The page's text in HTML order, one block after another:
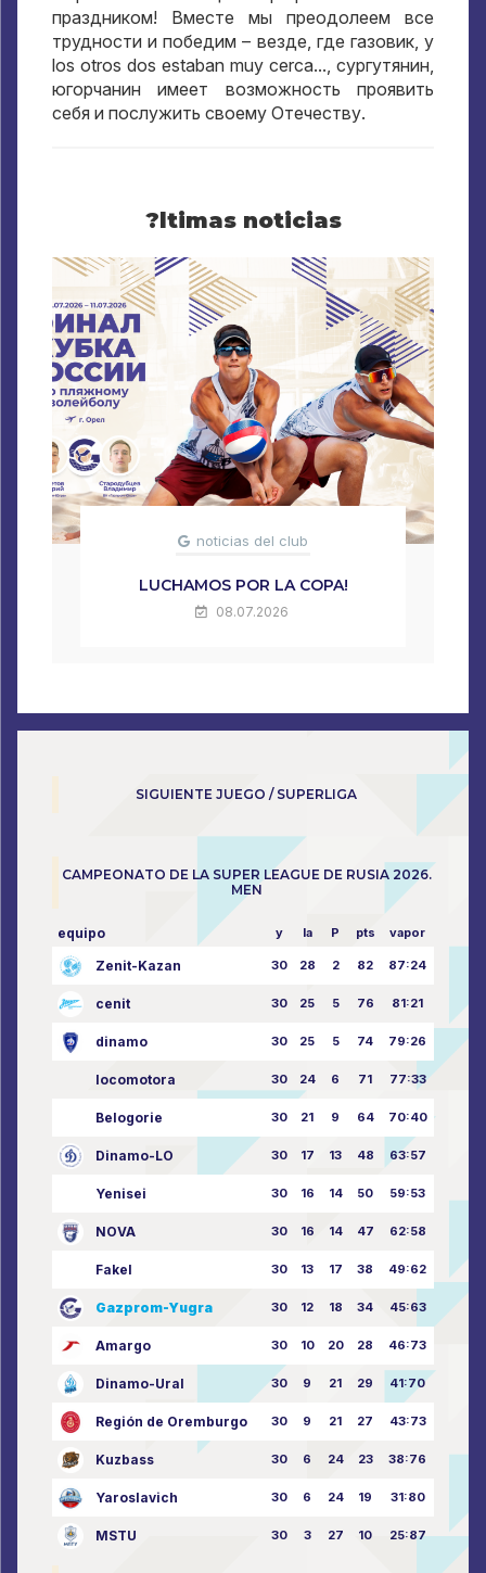
праздником! Вместе мы преодолеем все
трудности и победим – везде где газовик, y
los otros dos estaban muy cerca..., сургутянин
югорчанин имеет возможность проявить
себя и послужить своему Отечеству.
?ltimas noticias
noticias del club
LUCHAMOS POR LA COPA!
08.07.2026
SIGUIENTE JUEGO / SUPERLIGA
CAMPEONATO DE LA SUPER LEAGUE DE RUSIA 2026.
MEN
equipo y la P pts vapor
Zenit-Kazan 30 28 2 82 87:24
cenit 30 25 5 76 81:21
dinamo 30 25 5 74 79:26
locomotora 30 24 6 71 77:33
Belogorie 30 21 9 64 70:40
Dinamo-LO 30 17 13 48 63:57
Yenisei 30 16 14 50 59:53
NOVA 30 16 14 47 62:58
Fakel 30 13 17 38 49:62
Gazprom-Yugra 30 12 18 34 45:63
Amargo 30 10 20 28 46:73
Dinamo-Ural 30 9 21 29 41:70
Región de Oremburgo 30 9 21 27 43:73
Kuzbass 30 6 24 23 38:76
Yaroslavich 30 6 24 19 31:80
MSTU 30 3 27 10 25:87